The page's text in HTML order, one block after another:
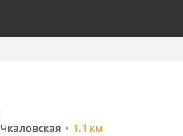
Чкаловская • 1.1 км